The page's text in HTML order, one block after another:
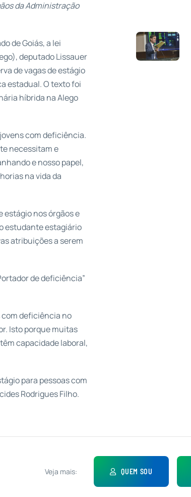
da Administração
de Goiás, a lei
deputado Lissauer
de vagas de estágio
estadual. O texto foi
híbrida na Alego
com deficiência.
necessitam e
e nosso papel,
na vida da
estágio nos órgãos e
estudante estagiário
atribuições a serem
de deficiência”
com deficiência no
Isto porque muitas
capacidade laboral,
para pessoas com
Rodrigues Filho.
Veja mais: QUEM SOU